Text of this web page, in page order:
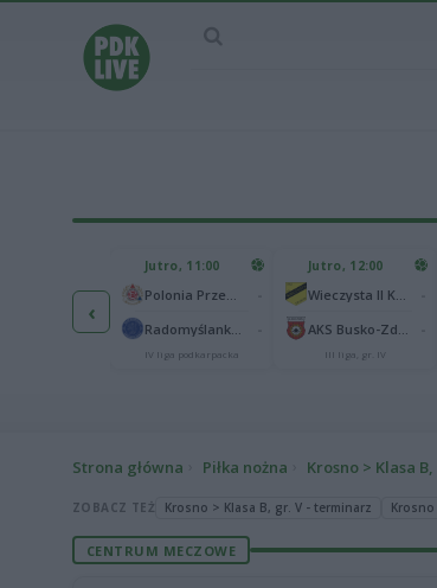
‹
Polonia Warszawa 1
Chorzów 1
Jutro, 11:00
IV liga podkarpacka
Jutro, 12:00
III liga, gr. IV
Strona główna Piłka nożna Krosno > Klasa
ZOBACZ TEŻ Krosno > Klasa B, gr. V - terminarz
CENTRUM MECZOWE